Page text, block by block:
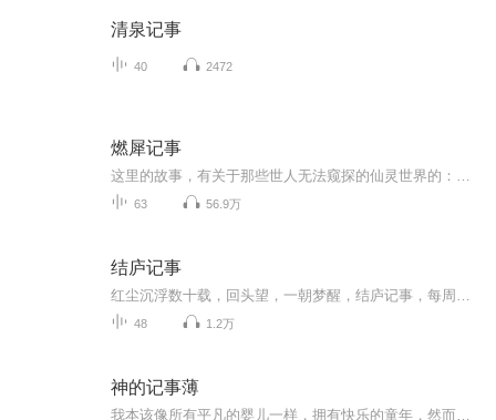
清泉记事
40 2472
燃犀记事
63 56.9万
结庐记事
48 1.2万
神的记事薄